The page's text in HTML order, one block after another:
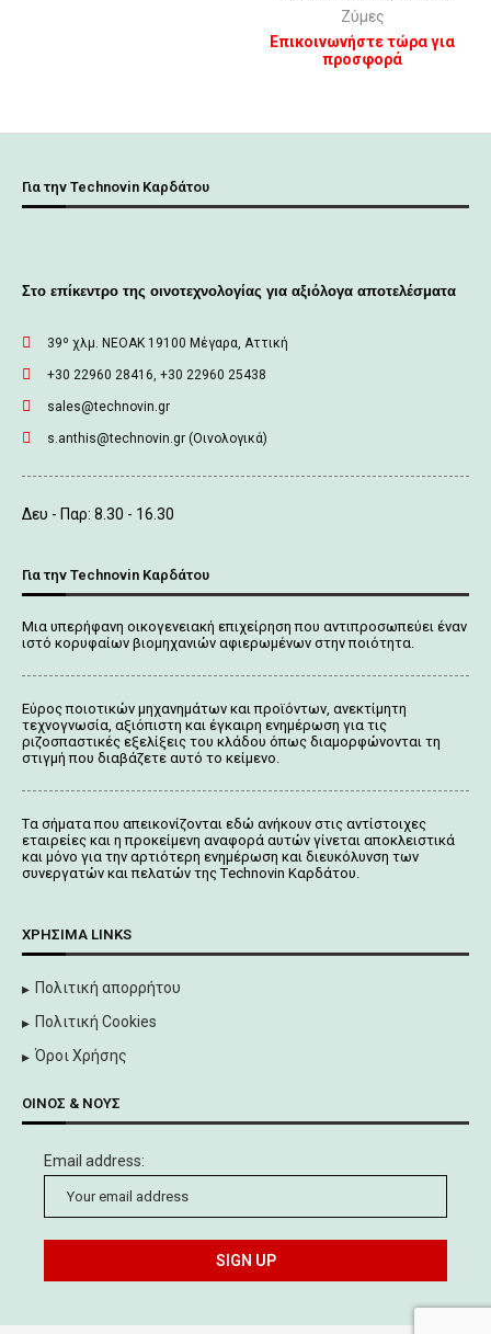
Ζύμες
Επικοινωνήστε τώρα για
προσφορά
Για την Technovin Καρδάτου
Στο επίκεντρο της οινοτεχνολογίας για αξιόλογα αποτελέσματα
39º χλμ. ΝΕΟΑΚ 19100 Mέγαρα, Αττική
+30 22960 28416, +30 22960 25438
sales@technovin.gr
s.anthis@technovin.gr (Οινολογικά)
Δευ - Παρ: 8.30 - 16.30
Για την Technovin Καρδάτου
Μια υπερήφανη οικογενειακή επιχείρηση που αντιπροσωπεύει έναν
ιστό κορυφαίων βιομηχανιών αφιερωμένων στην ποιότητα.
Εύρος ποιοτικών μηχανημάτων και προϊόντων, ανεκτίμητη
τεχνογνωσία, αξιόπιστη και έγκαιρη ενημέρωση για τις
ριζοσπαστικές εξελίξεις του κλάδου όπως διαμορφώνονται τη
στιγμή που διαβάζετε αυτό το κείμενο.
Tα σήματα που απεικονίζονται εδώ ανήκουν στις αντίστοιχες
εταιρείες και η προκείμενη αναφορά αυτών γίνεται αποκλειστικά
και μόνο για την αρτιότερη ενημέρωση και διευκόλυνση των
συνεργατών και πελατών της Τechnovin Kαρδάτου.
ΧΡΉΣΙΜΑ LINKS
Πολιτική απορρήτου
Πολιτική Cookies
Όροι Χρήσης
ΟΊΝΟΣ & ΝΟΥΣ
Email address: